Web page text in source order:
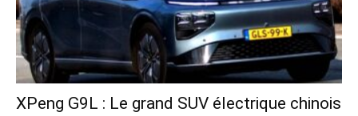
XPeng G9L : Le grand SUV électrique chinois